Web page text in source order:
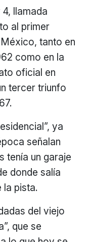
llamada
al primer
tanto en
como en la
oficial en
tercer triunfo
ya
señalan
tenía un garaje
donde salía
la pista.
del viejo
que se